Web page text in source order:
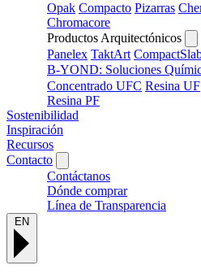
Opak Compacto Pizarras
Chromacore
Productos Arquitectónicos
Panelex TaktArt
B-YOND: Soluciones
Concentrado UFC Resina UF
Resina PF
Sostenibilidad
Inspiración
Recursos
Contacto
Contáctanos
Dónde comprar
Línea de Transparencia
EN